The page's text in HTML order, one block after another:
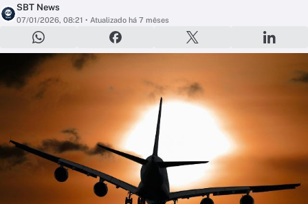
SBT News
07/01/2026, 08:21 • Atualizado há 7 mêses